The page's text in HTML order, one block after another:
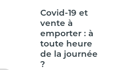
Covid-19 et
vente à
emporter : à
toute heure
de la journée
?